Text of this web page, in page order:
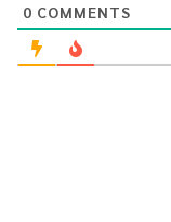
0 COMMENTS